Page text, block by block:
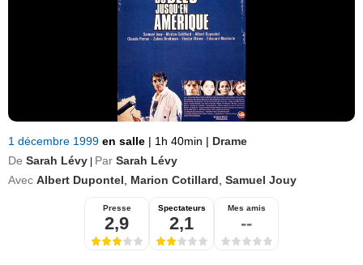
1 décembre 1999 en salle | 1h 40min | Drame
De Sarah Lévy Par Sarah Lévy
Avec Albert Dupontel Marion Cotillard Samuel Jouy
Presse
2,9
Spectateurs
2,1
Mes amis
--